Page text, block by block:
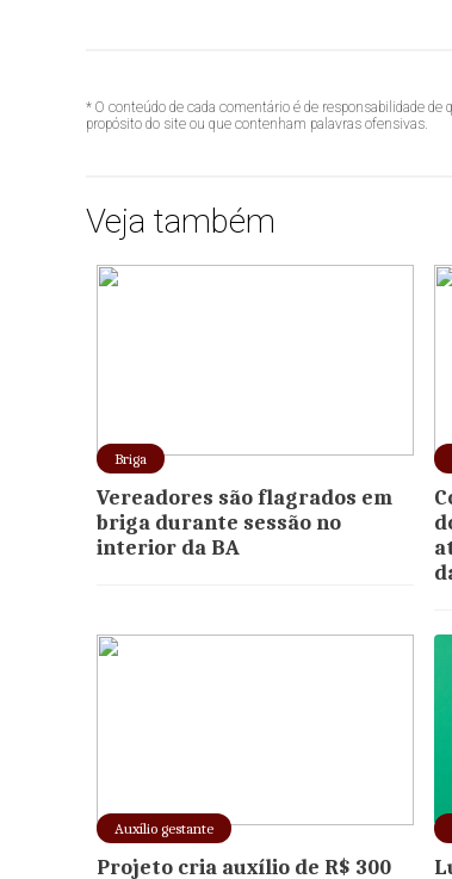
* O conteúdo de cada comentário é de responsabilidade
propósito do site ou que contenham palavras ofensivas.
Veja também
Briga
Vereadores são flagrados em
briga durante sessão no
interior da BA
Auxílio gestante
Projeto cria auxílio de R$ 300